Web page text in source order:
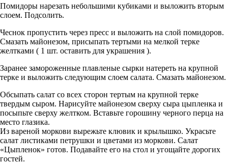
Помидоры нарезать небольшими кубиками и выложить вторым
слоем. Подсолить.
Чеснок пропустить через пресс и выложить на слой помидоров.
Смазать майонезом, присыпать тертыми на мелкой терке
желтками ( 1 шт. оставить для украшения ).
Заранее замороженные плавленые сырки натереть на крупной
терке и выложить следующим слоем салата. Смазать майонезом.
Обсыпать салат со всех сторон тертым на крупной терке
твердым сыром. Нарисуйте майонезом сверху сыра цыпленка и
посыпьте сверху желтком. Вставьте горошину черного перца на
место глазика.
Из вареной моркови вырежьте клювик и крылышко. Украсьте
салат листиками петрушки и цветами из моркови. Салат
«Цыпленок» готов. Подавайте его на стол и угощайте дорогих
гостей.